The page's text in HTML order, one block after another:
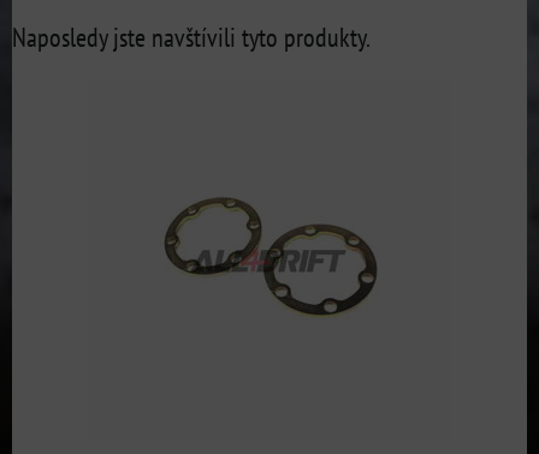
Naposledy jste navštívili tyto produkty.